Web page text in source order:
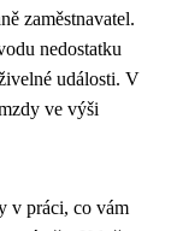
zaměstnavatel.
nedostatku
události. V
ve výši
v práci, co vám